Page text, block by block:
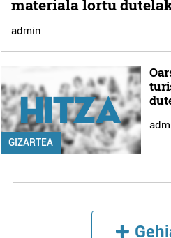
materiala lortu
admin
GIZARTEA